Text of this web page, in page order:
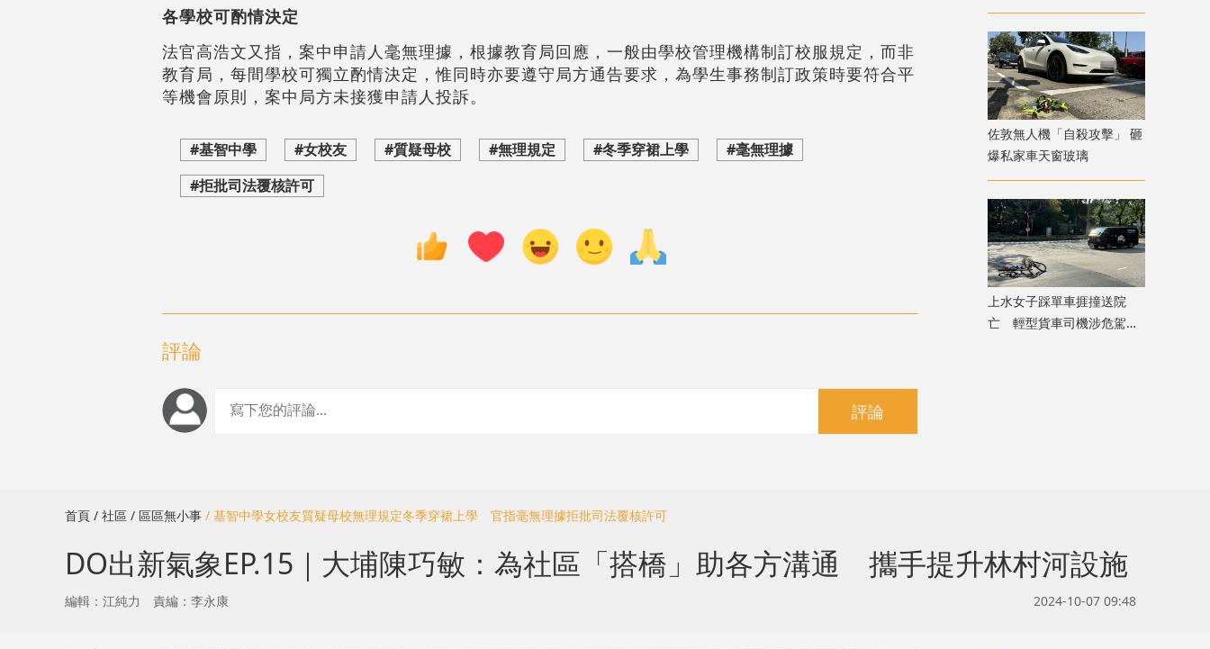
各學校可酌情決定
法官高浩文又指，案中申請人毫無理據，根據教育局回應，一般由學校管理機構制訂校服規定，而非
教育局，每間學校可獨立酌情決定，惟同時亦要遵守局方通告要求，為學生事務制訂政策時要符合平
等機會原則，案中局方未接獲申請人投訴。
#基智中學 #女校友 #質疑母校 #無理規定 #冬季穿裙上學
#毫無理據
#拒批司法覆核許可
評論
評論
渡屋
佐敦無人機「自殺攻擊」 砸
爆私家車天窗玻璃
上水女子踩單車捱撞送院
亡 輕型貨車司機涉危駕致
首頁 / 社區 / 區區無小事 / 基智中學女校友質疑母校無理規定冬季穿裙上學 官指毫無理據拒批司法覆核許可
DO出新氣象EP.15｜大埔陳巧敏：為社區「搭橋」助各方溝通 攜手提升林村河設施
編輯：江純力 責編：李永康 2024-10-07 09:48